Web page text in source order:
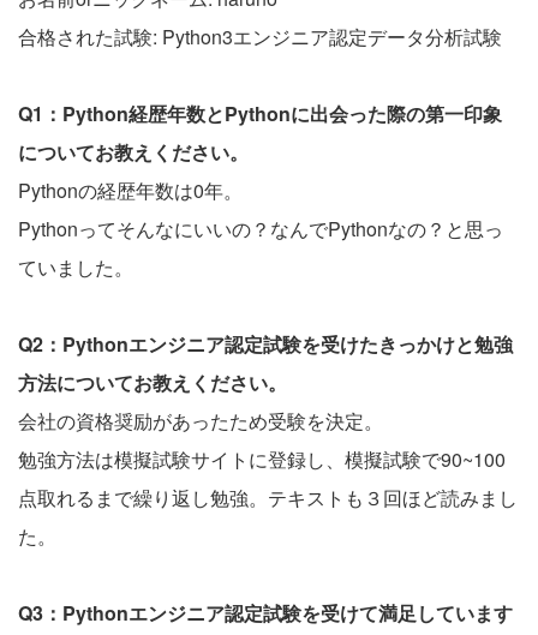
合格された試験: Python3エンジニア認定データ分析試験
Q1：Python経歴年数とPythonに出会った際の第一印象
についてお教えください。
Pythonの経歴年数は0年。
Pythonってそんなにいいの？なんでPythonなの？と思っ
ていました。
Q2：Pythonエンジニア認定試験を受けたきっかけと勉強
方法についてお教えください。
会社の資格奨励があったため受験を決定。
勉強方法は模擬試験サイトに登録し、模擬試験で90~100
点取れるまで繰り返し勉強。テキストも３回ほど読みまし
た。
Q3：Pythonエンジニア認定試験を受けて満足しています